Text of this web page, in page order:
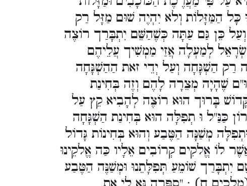
כָּל הַמַּזָּלוֹת וְלא יִהְיֶה שׁוּם מַזָּל רַק
כֵּן גַּם עַתָּה כְּשֶׁהַשֵּׁם יִתְבָּרַך רוֹצֶה
לְמַעְלָה אֲזַי מַמְשִׁיך עֲלֵיהֶם
רַק הַשְׁגָּחָה וְעַל יְדֵי זאת הַהַשְׁגָּחָה
שֶׁהָיָה מְצֵרָה לָהֶם וְזֶה בְּחִינַת
בָּרוּך הוּא רוֹצֶה לְהָבִיא קֵץ עַל
כַּנַּ"ל וּ תְפִלָּה הוּא בְּחִינַת הַשְׁגָּחָה
מְשַׁנָּה הַטֶּבַע וְהוּא בְּחִינוֹת גָּדוֹל
לוֹ אֱלקִים קְרוֹבִים אֵלָיו כַּה אֱלקֵינוּ
יִתְבָּרַך שׁוֹמֵעַ תְּפִלָּתֵנוּ וּמְשַׁנֶּה הַטֶּבַע